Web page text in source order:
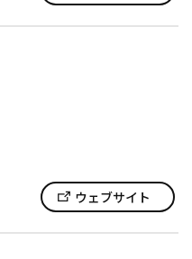
ウェブサイト